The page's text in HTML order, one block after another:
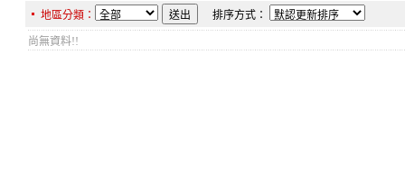
地區分類： 排序方式：
尚無資料!!